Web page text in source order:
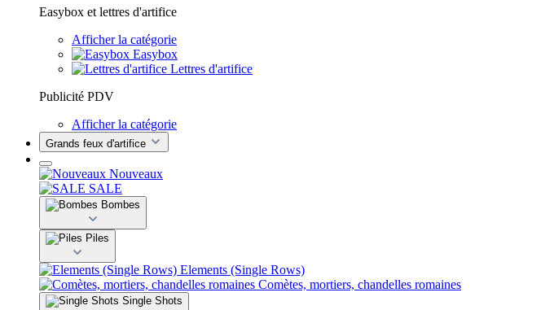
Easybox et lettres d'artifice
Afficher la catégorie
Easybox
Lettres d'artifice
Publicité PDV
Afficher la catégorie
Grands feux d'artifice
Nouveaux
SALE
Bombes
Piles
Elements (Single Rows)
Comètes, mortiers, chandelles romaines
Single Shots